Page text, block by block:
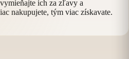
ich za zľavy a
nakupujete, tým viac získavate.